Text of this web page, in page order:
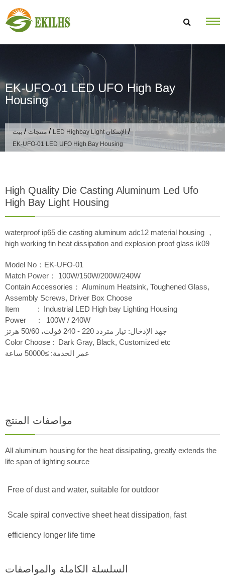
EK-UFO-01 LED UFO High Bay
Housing
بيت/منتجات / LED Highbay Light الإسكان/
EK-UFO-01 LED UFO High Bay Housing
High Quality Die Casting Aluminum Led Ufo
High Bay Light Housing
waterproof ip65 die casting aluminum adc12 material housing ，
high working fin heat dissipation and explosion proof glass ik09
Model No：EK-UFO-01
Match Power： 100W/150W/200W/240W
Contain Accessories： Aluminum Heatsink, Toughened Glass,
Assembly Screws, Driver Box Choose
Item : Industrial LED High bay Lighting Housing
Power : 100W / 240W
جهد الإدخال: تيار متردد 220 - 240 فولت، 50/60 هرتز
Color Choose : Dark Gray, Black, Customized etc
عمر الخدمة: ≥50000 ساعة
مواصفات المنتج
All aluminum housing for the heat dissipating, greatly extends the
life span of lighting source
Free of dust and water, suitable for outdoor
Scale spiral convective sheet heat dissipation, fast
efficiency longer life time
السلسلة الكاملة والمواصفات